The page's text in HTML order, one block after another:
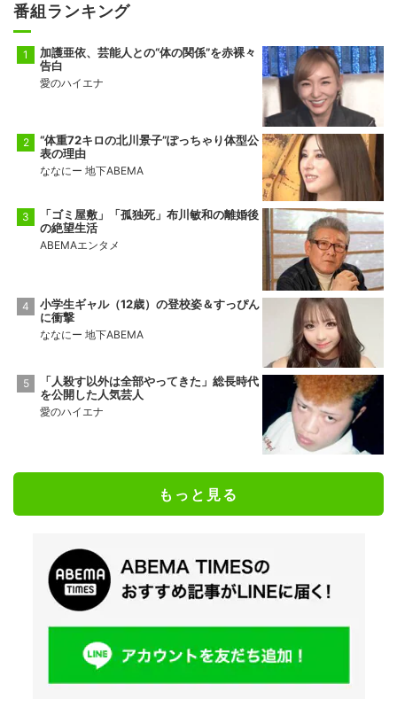
番組ランキング
加護亜依、芸能人との“体の関係”を赤裸々
告白
愛のハイエナ
“体重72キロの北川景子”ぽっちゃり体型公
表の理由
ななにー 地下ABEMA
「ゴミ屋敷」「孤独死」布川敏和の離婚後
の絶望生活
ABEMAエンタメ
小学生ギャル（12歳）の登校姿＆すっぴん
に衝撃
ななにー 地下ABEMA
「人殺す以外は全部やってきた」総長時代
を公開した人気芸人
愛のハイエナ
もっと見る